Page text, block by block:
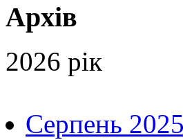
Архів
2026 рік
Серпень 2025